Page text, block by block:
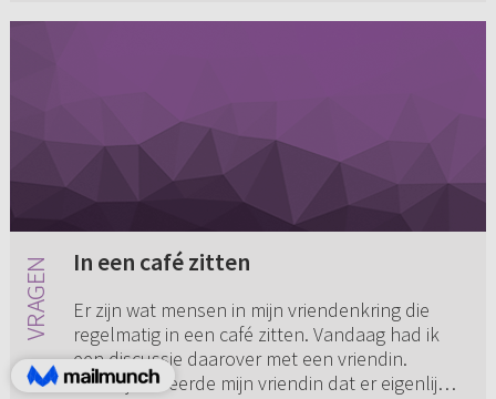
In een café zitten
Er zijn wat mensen in mijn vriendenkring die
regelmatig in een café zitten. Vandaag had ik
een discussie daarover met een vriendin.
Daarbij beweerde mijn vriendin dat er eigenlijk